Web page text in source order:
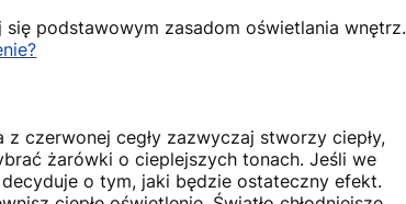
podstawowym zasadom oświetlania wnętrz.
z czerwonej cegły zazwyczaj stworzy ciepły,
żarówki o cieplejszych tonach. Jeśli we
decyduje o tym, jaki będzie ostateczny efekt.